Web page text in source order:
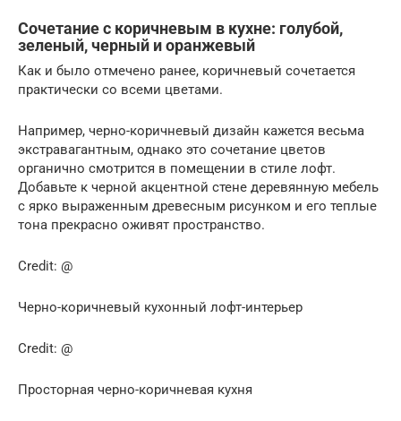
Сочетание с коричневым в кухне: голубой,
зеленый, черный и оранжевый
Как и было отмечено ранее, коричневый сочетается
практически со всеми цветами.
Например, черно-коричневый дизайн кажется весьма
экстравагантным, однако это сочетание цветов
органично смотрится в помещении в стиле лофт.
Добавьте к черной акцентной стене деревянную мебель
с ярко выраженным древесным рисунком и его теплые
тона прекрасно оживят пространство.
Credit: @
Черно-коричневый кухонный лофт-интерьер
Credit: @
Просторная черно-коричневая кухня